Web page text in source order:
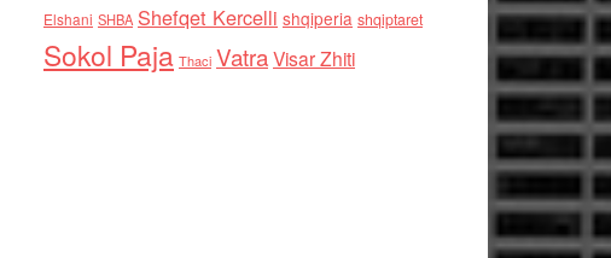
Elshani SHBA Shefqet Kercelli shqiperia shqiptaret
Sokol Paja Thaci VatraVisar Zhiti